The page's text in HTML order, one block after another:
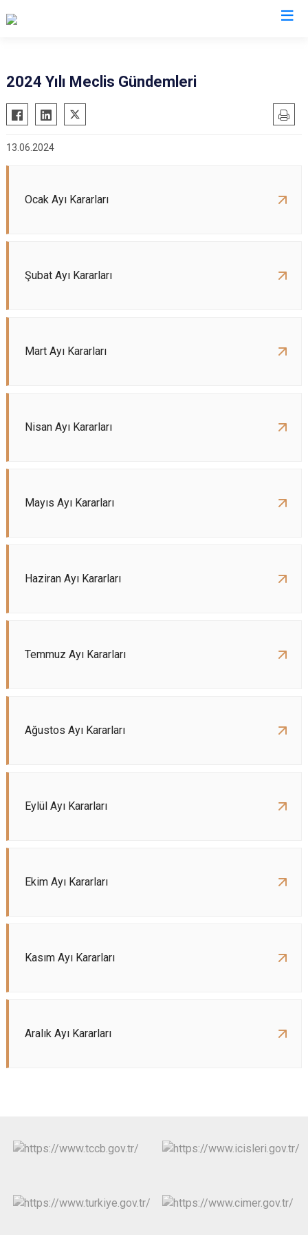
2024 Yılı Meclis Gündemleri
13.06.2024
Ocak Ayı Kararları
Şubat Ayı Kararları
Mart Ayı Kararları
Nisan Ayı Kararları
Mayıs Ayı Kararları
Haziran Ayı Kararları
Temmuz Ayı Kararları
Ağustos Ayı Kararları
Eylül Ayı Kararları
Ekim Ayı Kararları
Kasım Ayı Kararları
Aralık Ayı Kararları